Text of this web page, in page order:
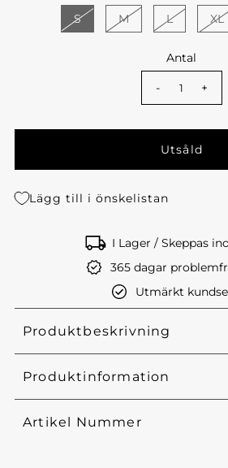
S M L XL
Antal
- +
Lägg till i önskelistan
I Lager / Skeppas
365 dagar
Utmärkt
Produktbeskrivning
Produktinformation
Artikel Nummer